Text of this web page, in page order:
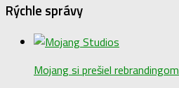
Rýchle správy
Mojang si prešiel rebrandingom